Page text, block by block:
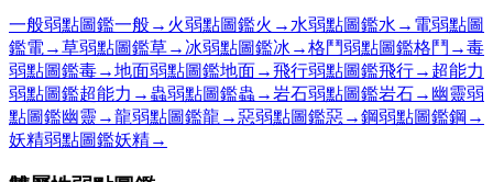
一般弱點圖鑑一般→ 火弱點圖鑑火 → 水弱點圖鑑水 → 電弱點圖
鑑電 →草弱點圖鑑草→ 冰弱點圖鑑冰 →格鬥弱點圖鑑格鬥 →毒
弱點圖鑑毒→地面弱點圖鑑地面→飛行弱點圖鑑飛行→ 超能力
弱點圖鑑超能力 → 蟲弱點圖鑑蟲 →岩石弱點圖鑑岩石→ 幽靈弱
點圖鑑幽靈 →龍弱點圖鑑龍 →惡弱點圖鑑惡→鋼弱點圖鑑鋼 →
妖精弱點圖鑑妖精→